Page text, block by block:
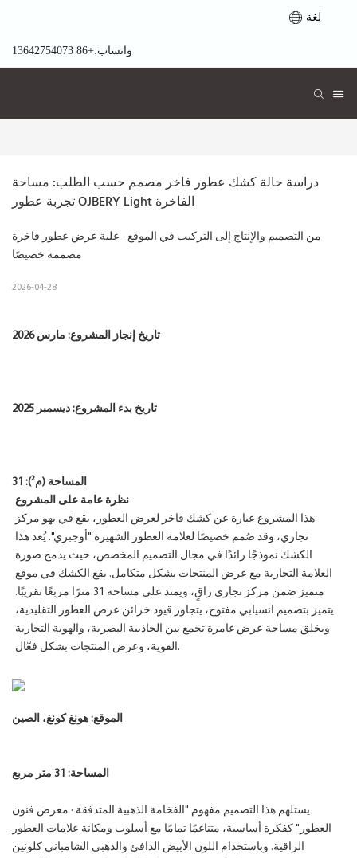
لغة
واتساب:+86 13642754073
دراسة حالة كشك عطور فاخر مصمم حسب الطلب: مساحة
تجربة عطور OJBERY Light الفاخرة
من التصميم والإنتاج إلى التركيب في الموقع - علبة عرض عطور فاخرة
مصممة خصيصًا
2026-04-28
تاريخ إنجاز المشروع: مارس 2026
تاريخ بدء المشروع: ديسمبر 2025
المساحة (م²): 31
نظرة عامة على المشروع
هذا المشروع عبارة عن كشك فاخر لعرض العطور، يقع في بهو مركز
تجاري، وقد صُمم خصيصًا لعلامة العطور الشهيرة "أوجبري". يُعد هذا
الكشك نموذجًا رائدًا في مجال التصميم المخصص، حيث يدمج صورة
العلامة التجارية مع عرض المنتجات بشكل متكامل. يقع الكشك في موقع
متميز ضمن مركز تجاري راقٍ، ويمتد على مساحة 31 مترًا مربعًا تقريبًا.
يتميز بتصميم انسيابي مفتوح، يتجاوز قيود خزائن عرض العطور التقليدية،
ويخلق مساحة عرض غامرة تجمع بين الجاذبية البصرية، والهوية التجارية
القوية، وعرض المنتجات بشكل فعّال.
الموقع: هونغ كونغ، الصين
المساحة: 31 متر مربع
يستلهم هذا التصميم مفهوم "الفخامة الذهبية المتدفقة · معرض فنون
العطور" كفكرة أساسية، متناغمًا تمامًا مع أسلوب ومكانة علامات العطور
الراقية. وباستخدام اللون الأبيض الدافئ والذهبي الشامباني كلونين